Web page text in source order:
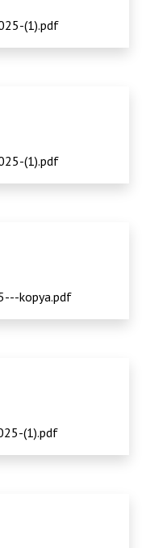
(1).pdf
(1).pdf
kopya.pdf
(1).pdf